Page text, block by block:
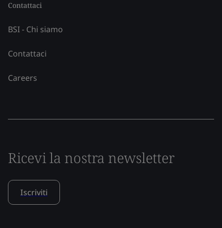
Contattaci
BSI - Chi siamo
Contattaci
Careers
Ricevi la nostra newsletter
Iscriviti